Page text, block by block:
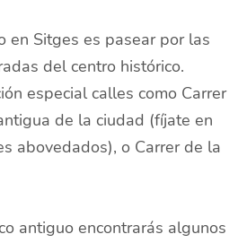
en Sitges es pasear por las
del centro histórico.
especial calles como Carrer
de la ciudad (fíjate en
abovedados), o Carrer de la
antiguo encontrarás algunos